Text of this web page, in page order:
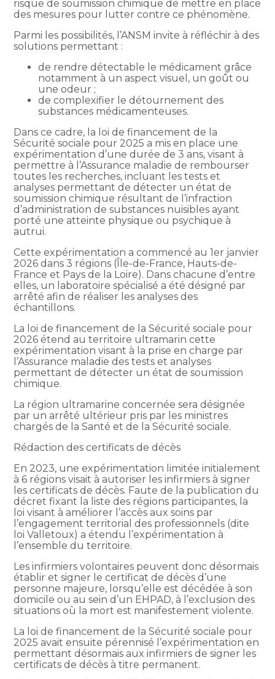
risque de soumission chimique de mettre en place
des mesures pour lutter contre ce phénomène.
Parmi les possibilités, l’ANSM invite à réfléchir à des
solutions permettant :
de rendre détectable le médicament grâce
notamment à un aspect visuel, un goût ou
une odeur ;
de complexifier le détournement des
substances médicamenteuses.
Dans ce cadre, la loi de financement de la
Sécurité sociale pour 2025 a mis en place une
expérimentation d’une durée de 3 ans, visant à
permettre à l’Assurance maladie de rembourser
toutes les recherches, incluant les tests et
analyses permettant de détecter un état de
soumission chimique résultant de l’infraction
d’administration de substances nuisibles ayant
porté une atteinte physique ou psychique à
autrui.
Cette expérimentation a commencé au 1er janvier
2026 dans 3 régions (Île-de-France, Hauts-de-
France et Pays de la Loire). Dans chacune d’entre
elles, un laboratoire spécialisé a été désigné par
arrêté afin de réaliser les analyses des
échantillons.
La loi de financement de la Sécurité sociale pour
2026 étend au territoire ultramarin cette
expérimentation visant à la prise en charge par
l’Assurance maladie des tests et analyses
permettant de détecter un état de soumission
chimique.
La région ultramarine concernée sera désignée
par un arrêté ultérieur pris par les ministres
chargés de la Santé et de la Sécurité sociale.
Rédaction des certificats de décès
En 2023, une expérimentation limitée initialement
à 6 régions visait à autoriser les infirmiers à signer
les certificats de décès. Faute de la publication du
décret fixant la liste des régions participantes, la
loi visant à améliorer l’accès aux soins par
l’engagement territorial des professionnels (dite
loi Valletoux) a étendu l’expérimentation à
l’ensemble du territoire.
Les infirmiers volontaires peuvent donc désormais
établir et signer le certificat de décès d’une
personne majeure, lorsqu’elle est décédée à son
domicile ou au sein d’un EHPAD, à l’exclusion des
situations où la mort est manifestement violente.
La loi de financement de la Sécurité sociale pour
2025 avait ensuite pérennisé l’expérimentation en
permettant désormais aux infirmiers de signer les
certificats de décès à titre permanent.